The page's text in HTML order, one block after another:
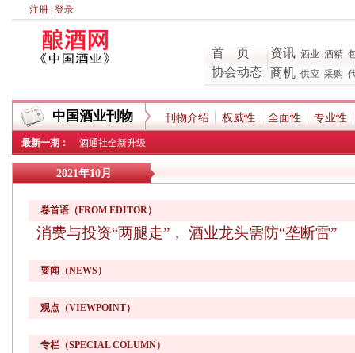
注册 登录
首 页
协会动态
资讯 酒业 酒精
商机 供应 采购
中国酒业刊物 刊物介绍 权威性 全面性 专业性
最新一期： 酒通社全新升级
2021年10月
卷首语（FROM EDITOR）
消费与投资“两腿走”， 酒业龙头需防“垄断雷”
要闻（NEWS）
观点（VIEWPOINT）
专栏（SPECIAL COLUMN）